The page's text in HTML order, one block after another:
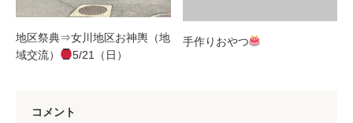
地区祭典⇒女川地区お神輿（地
域交流）
5/21（日）
手作りおやつ
コメント